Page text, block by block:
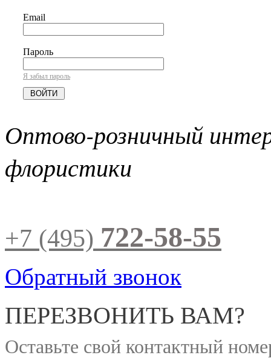
Email
Пароль
Я забыл пароль
Оптово-розничный
флористики
+7 (495) 722-58-55
Обратный звонок
ПЕРЕЗВОНИТЬ ВАМ?
Оставьте свой контактный